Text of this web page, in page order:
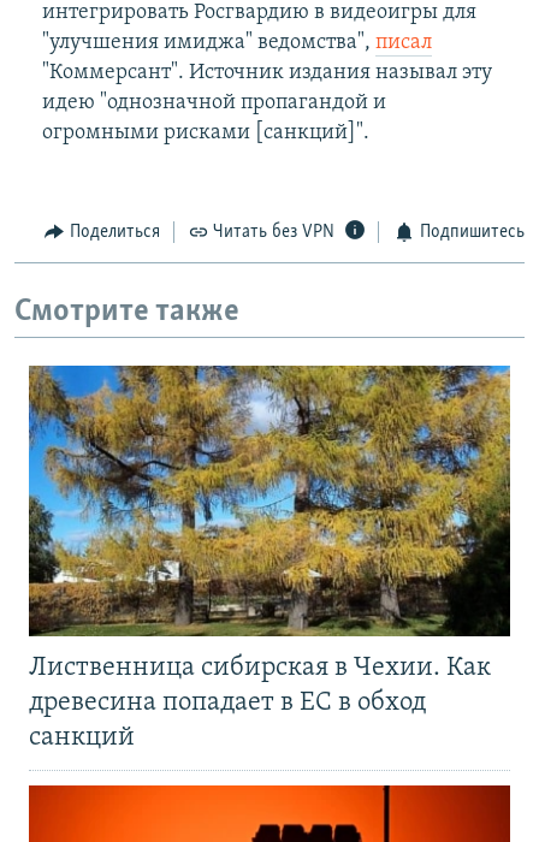
интегрировать Росгвардию в видеоигры для
"улучшения имиджа" ведомства", писал
"Коммерсант". Источник издания называл эту
идею "однозначной пропагандой и
огромными рисками [санкций]".
Поделиться Читать без VPN Подпишитесь
Смотрите также
Лиственница сибирская в Чехии. Как
древесина попадает в ЕС в обход
санкций